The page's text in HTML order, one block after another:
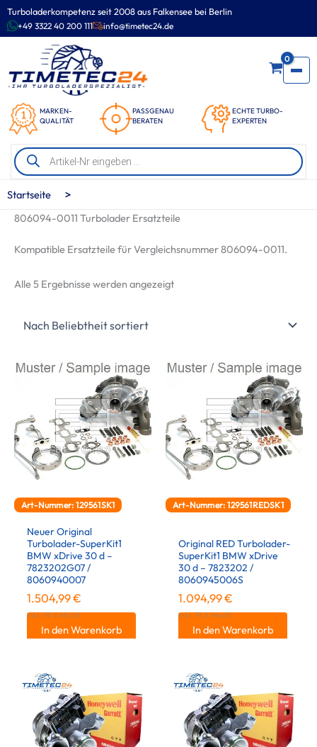
Turboladerkompetenz seit 2008 aus Falkensee bei Berlin
+49 3322 40 200 111 info@timetec24.de
MARKEN-
QUALITÄT
PASSGENAU
BERATEN
ECHTE TURBO-
EXPERTEN
0
Products
search
Zum
Inhalt
springen
Startseite >
806094-0011 Turbolader Ersatzteile
Kompatible Ersatzteile für Vergleichsnummer 806094-0011.
Alle 5 Ergebnisse werden angezeigtNach
Art-Nummer: 129561SK1
Neuer Original
Turbolader-SuperKit1
BMW xDrive 30 d –
7823202G07 /
8060940007
1.504,99€
inkl. 19 % MwSt.
In den Warenkorb
Art-Nummer: 129561REDSK1
Original RED Turbolader-
SuperKit1 BMW xDrive
30 d – 7823202 /
8060945006S
1.094,99€
inkl. 19 % MwSt.
In den Warenkorb